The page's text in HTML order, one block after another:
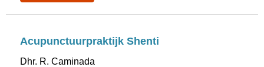
Acupunctuurpraktijk Shenti
Dhr. R. Caminada